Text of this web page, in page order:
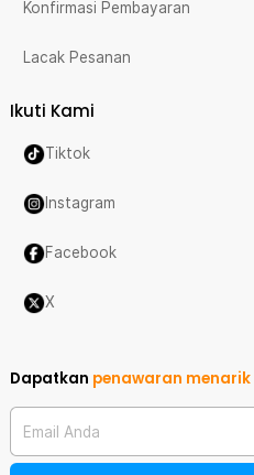
Konfirmasi Pembayaran
Lacak Pesanan
Ikuti Kami
Tiktok
Instagram
Facebook
X
Dapatkan penawaran menarik
Email Anda